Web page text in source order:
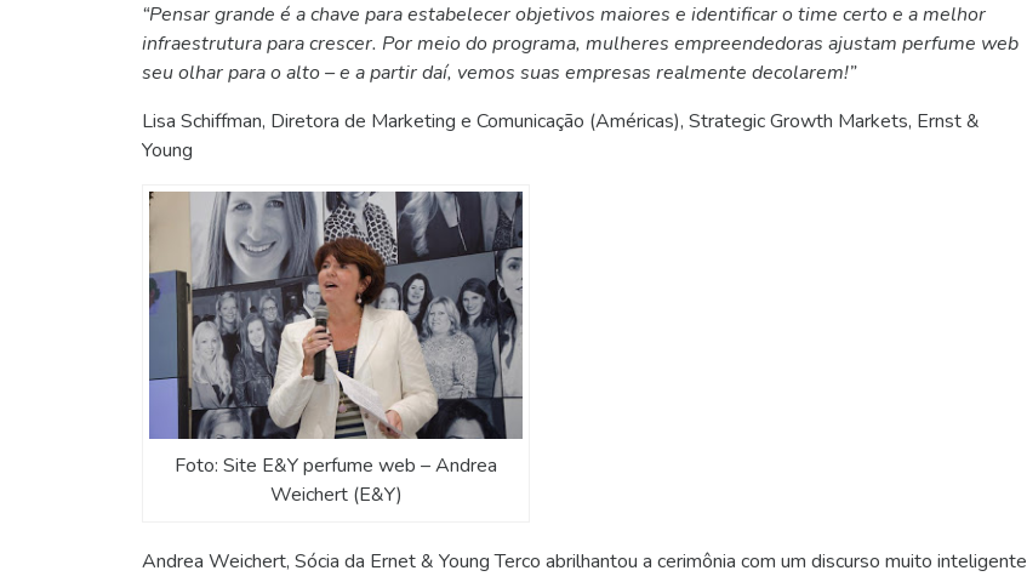
“Pensar grande é a chave para estabelecer objetivos maiores e identificar o time certo e a melhor
infraestrutura para crescer. Por meio do programa, mulheres empreendedoras ajustam perfume web
seu olhar para o alto – e a partir daí, vemos suas empresas realmente decolarem!”
Lisa Schiffman, Diretora de Marketing e Comunicação (Américas), Strategic Growth Markets, Ernst &
Young
Foto: Site E&Y perfume web – Andrea
Weichert (E&Y)
Andrea Weichert, Sócia da Ernet & Young Terco abrilhantou a cerimônia com um discurso muito inteligente